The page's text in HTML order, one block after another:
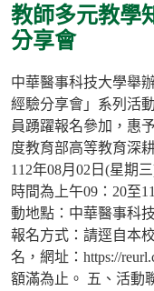
教師多元教學
分享會
中華醫事科技大學舉
經驗分享會」系列活
員踴躍報名參加，惠
度教育部高等教育深
112年08月02日(星期
時間為上午09：20至
動地點：中華醫事科
報名方式：請逕自本
名，網址：https://
額滿為止。 五、活動